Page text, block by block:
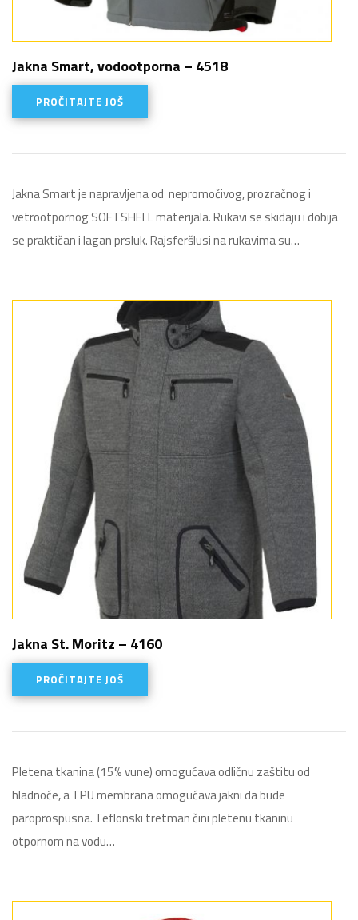
Jakna Smart, vodootporna – 4518
PROČITAJTE JOŠ
Jakna Smart je napravljena od nepromočivog, prozračnog i
vetrootpornog SOFTSHELL materijala. Rukavi se skidaju i dobija
se praktičan i lagan prsluk. Rajsferšlusi na rukavima su…
Jakna St. Moritz – 4160
PROČITAJTE JOŠ
Pletena tkanina (15% vune) omogućava odličnu zaštitu od
hladnoće, a TPU membrana omogućava jakni da bude
paroprospusna. Teflonski tretman čini pletenu tkaninu
otpornom na vodu…